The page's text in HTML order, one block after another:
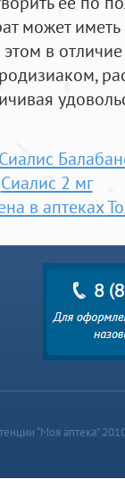
может иметь
в отличие
Сиалис 2 мг
в аптеках
“Моя аптека”